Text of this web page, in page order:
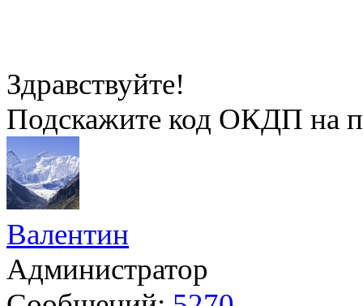
Здравствуйте!
Подскажите код ОКДП на
Валентин
Администратор